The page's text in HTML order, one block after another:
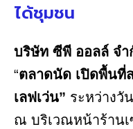
ได้ชุมชน
บริษัท ซีพี ออลล์ จ
“ตลาดนัด เปิดพื้นที่
เลฟเว่น” ระหว่างวั
ณ บริเวณหน้าร้านเ